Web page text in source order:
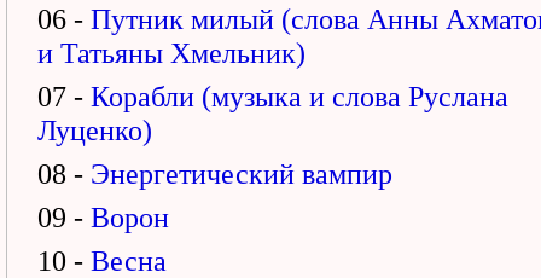
06 - Путник милый (слова Анны
и Татьяны Хмельник)
07 - Корабли (музыка и слова Руслана
Луценко)
08 - Энергетический вампир
09 - Ворон
10 - Весна